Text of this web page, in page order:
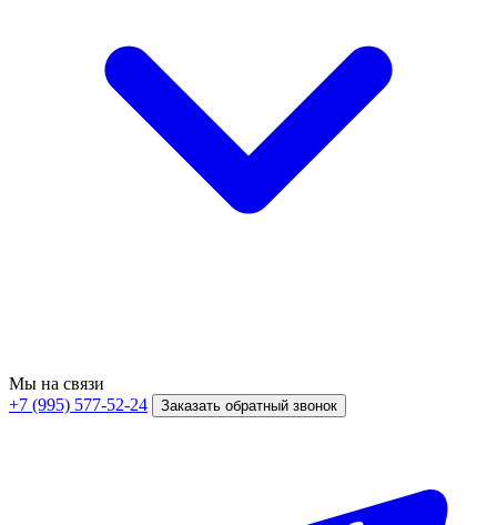
Мы на связи
+7 (995) 577-52-24
Заказать обратный звонок